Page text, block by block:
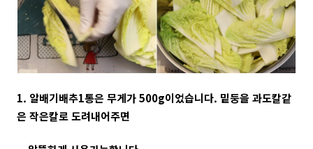
1. 알배기배추1통은 무게가 500g이었습니다. 밑둥을 과도칼같
은 작은칼로 도려내어주면